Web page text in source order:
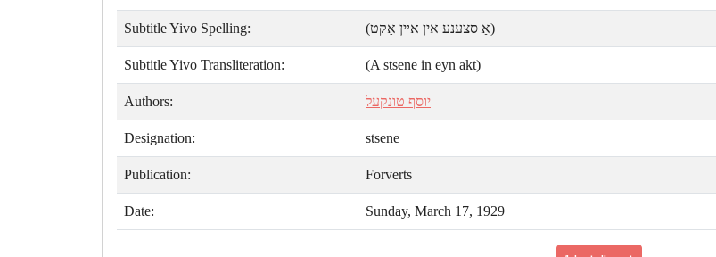
Subtitle Yivo Spelling: (אַ סצענע אין אײן אַקט)
Subtitle Yivo Transliteration: (A stsene in eyn akt)
Authors: יוסף טונקעל
Designation: stsene
Publication: Forverts
Date: Sunday, March 17, 1929